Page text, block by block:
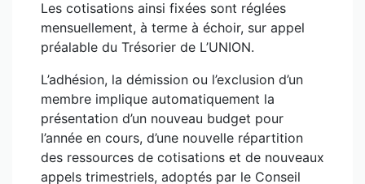
Les cotisations ainsi fixées sont réglées
mensuellement, à terme à échoir, sur appel
préalable du Trésorier de L’UNION.
L’adhésion, la démission ou l’exclusion d’un
membre implique automatiquement la
présentation d’un nouveau budget pour
l’année en cours, d’une nouvelle répartition
des ressources de cotisations et de nouveaux
appels trimestriels, adoptés par le Conseil